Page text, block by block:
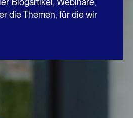
Blogartikel, Webinare,
die Themen, für die wir